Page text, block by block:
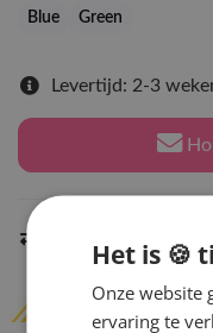
Blue Green
Levertijd: 2-3
Het is 🍪
Onze website
ervaring te